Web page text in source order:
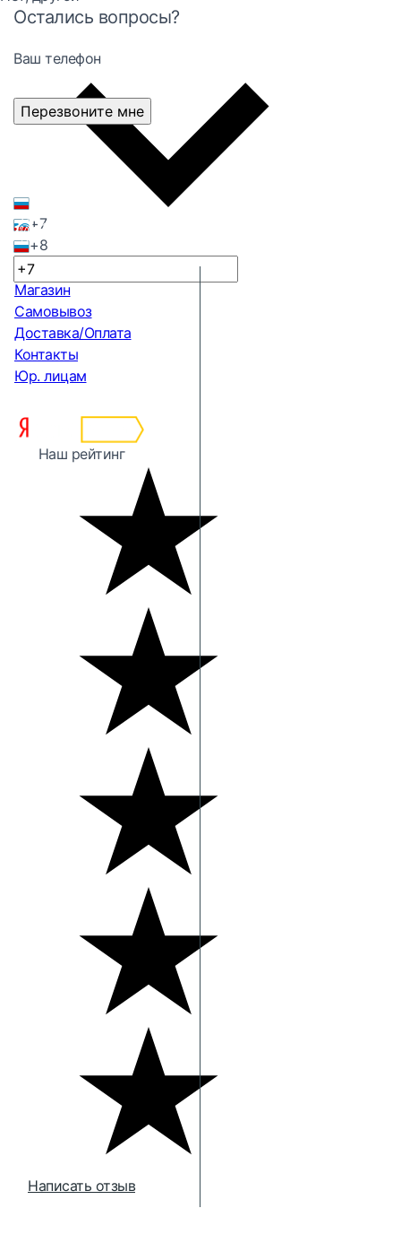
Остались вопросы?
Ваш телефон
+7
+8
Перезвоните мне
Магазин
Самовывоз
Доставка/Оплата
Контакты
Юр. лицам
Наш рейтинг
Написать отзыв